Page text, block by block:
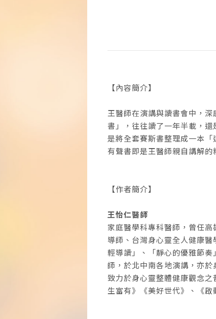
【內容簡介】
王醫師在演講與讀書會中，
書」，往往讀了一年半載，還
是將全套賽斯書整理成一本
有聲書即是王醫師親自講解的
【作者簡介】
王怡仁醫師
家庭醫學科專科醫師，曾任
導師、台灣身心靈全人健康
輕導讀」、「靜心的優雅節
師，於北中南各地演講，亦
致力於身心靈整體健康觀念
生富有》《美好世代》、《